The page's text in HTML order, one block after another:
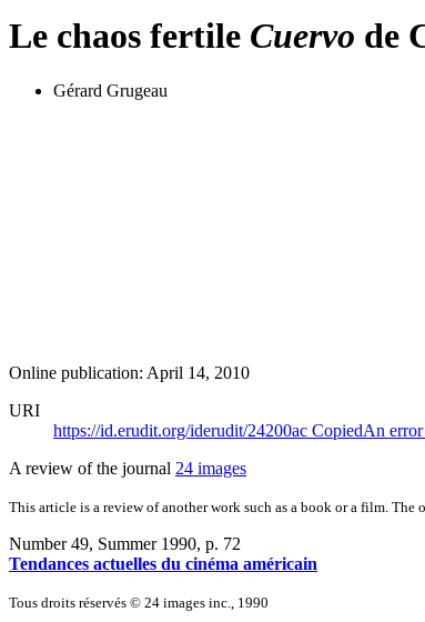
Le chaos fertile Cuervo de
Gérard Grugeau
Online publication: April 14, 2010
URI
https://id.erudit.org/iderudit/24200ac CopiedAn error
A review of the journal 24 images
This article is a review of another work such as a book or a film.
Number 49, Summer 1990, p. 72
Tendances actuelles du cinéma américain
Tous droits réservés © 24 images inc., 1990